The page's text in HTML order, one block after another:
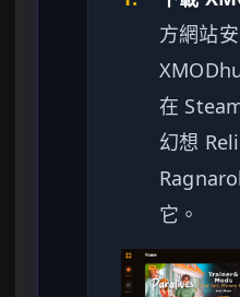
方網站
在
幻想
它。